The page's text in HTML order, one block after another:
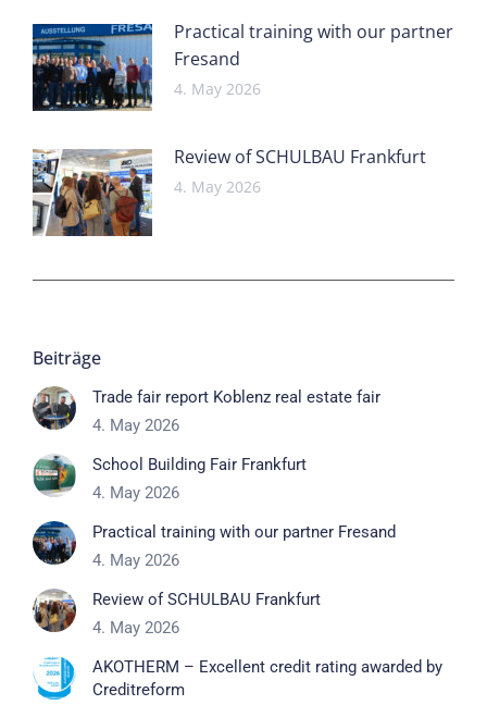
Practical training with our partner
Fresand
4. May 2026
Review of SCHULBAU Frankfurt
4. May 2026
Beiträge
Trade fair report Koblenz real estate fair
4. May 2026
School Building Fair Frankfurt
4. May 2026
Practical training with our partner Fresand
4. May 2026
Review of SCHULBAU Frankfurt
4. May 2026
AKOTHERM – Excellent credit rating awarded by
Creditreform